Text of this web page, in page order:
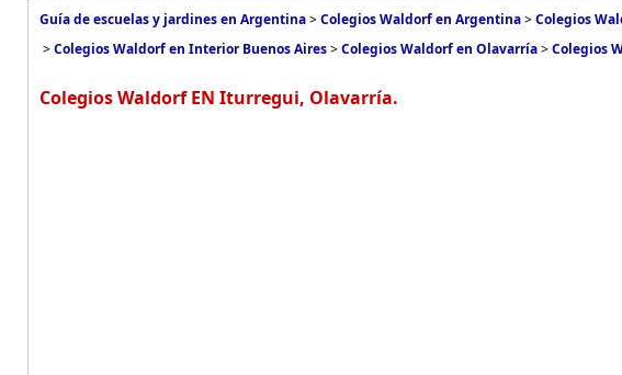
Guía de escuelas y jardines en Argentina>Colegios Waldorf en Argentina>Colegios
>Colegios Waldorf en Interior Buenos Aires>Colegios Waldorf en Olavarría>Colegios
Colegios Waldorf EN Iturregui, Olavarría.